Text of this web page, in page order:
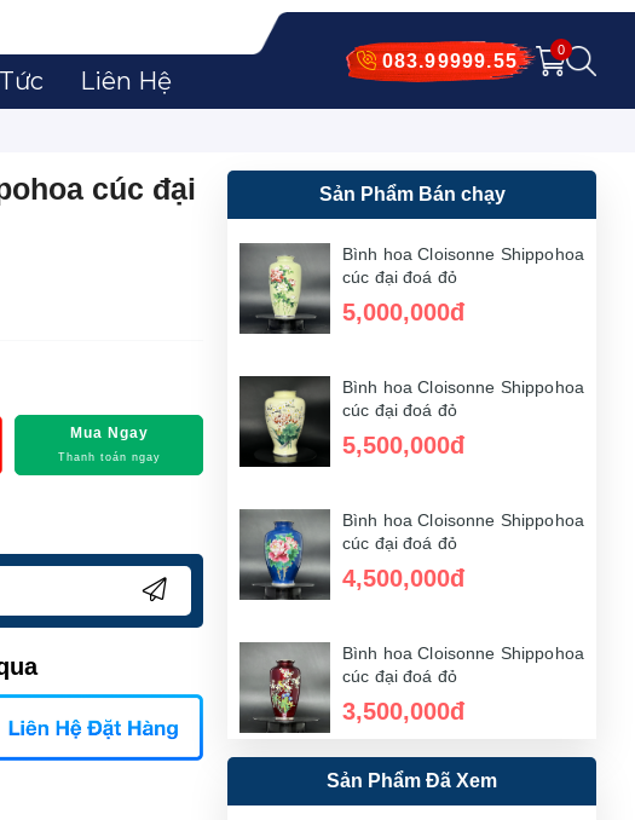
083.99999.55
0
Liên Hệ
cúc đại
Mua Ngay
Thanh toán ngay
Sản Phẩm Bán chạy
Bình hoa Cloisonne Shippohoa
cúc đại đoá đỏ
5,000,000đ
Bình hoa Cloisonne Shippohoa
cúc đại đoá đỏ
5,500,000đ
Bình hoa Cloisonne Shippohoa
cúc đại đoá đỏ
4,500,000đ
Bình hoa Cloisonne Shippohoa
cúc đại đoá đỏ
3,500,000đ
Bình hoa Cloisonne Shippohoa
cúc đại đoá đỏ
Sản Phẩm Đã Xem